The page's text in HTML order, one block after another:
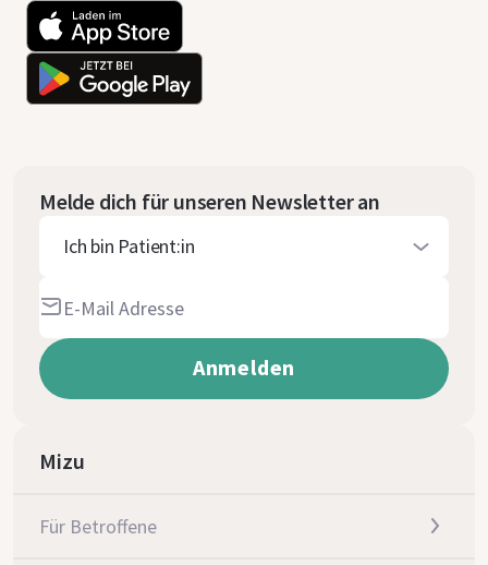
Melde dich für unseren Newsletter an
Ich bin Patient:in
Mizu
Für Betroffene